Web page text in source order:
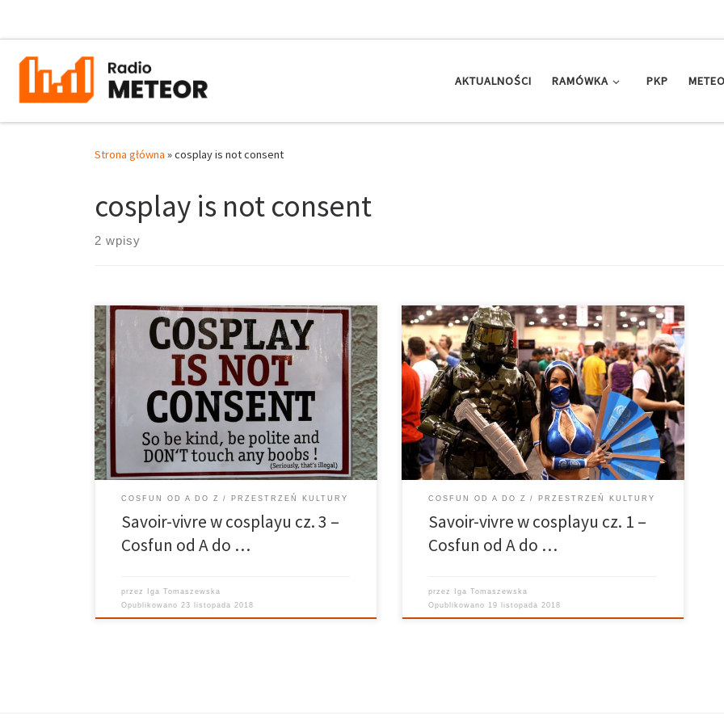
AKTUALNOŚCI RAMÓWKA PKP
Strona główna »cosplay is not consent
cosplay is not consent
2 wpisy
Cosfun od A do Z – 13.03.2018 Prowadzi: Iga
Tomaszewska Realizował: Monika Frydrychowicz
Grafika: Kuba Siedlecki Powracamy do was z mini serią
„Savoir-vivre w cosplayu”. Tym razem temat będzie
być może trochę bardziej poważny. Chodzi o szeroko
zakrojoną akcję „Cosplay […]
COSFUN OD A DO Z PRZESTRZEŃ KULTURY
Savoir-vivre w cosplayu cz. 3 –
Cosfun od A do …
przez
Iga Tomaszewska
Opublikowano 23 listopada 2018
Cosfun od A do Z – 13.03.2018 Prowadzi: Iga
Tomaszewska Realizował: Monika Frydrychowicz
Grafika: Kuba Siedlecki Temat związany nie tylko z
cosplayem, ale także z każdą osobom odwiedzającą
konwenty. Nie ważne czy jesteś zwykłym
uczestnikiem, fotografem lub innym cosplayerem.
Istnieje […]
COSFUN OD A DO Z PRZESTRZEŃ KULTURY
Savoir-vivre w cosplayu cz. 1 –
Cosfun od A do …
przez
Iga Tomaszewska
Opublikowano 19 listopada 2018